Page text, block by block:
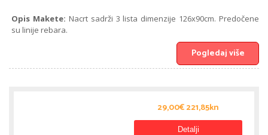
Opis Makete: Nacrt sadrži 3 lista dimenzije 126x90cm. Predočene
su linije rebara.
Pogledaj više
29,00€ 221,85kn
Detalji